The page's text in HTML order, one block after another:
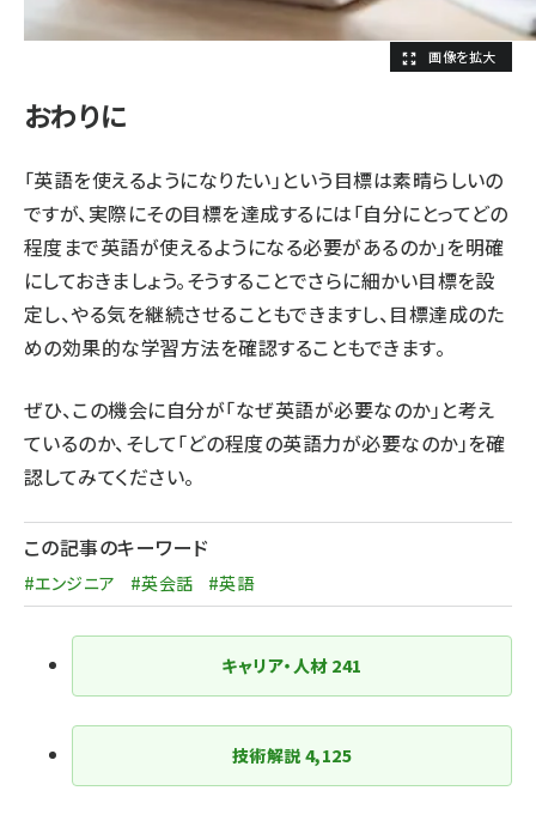
おわりに
「英語を使えるようになりたい」という目標は素晴らしいの
ですが、実際にその目標を達成するには「自分にとってどの
程度まで英語が使えるようになる必要があるのか」を明確
にしておきましょう。そうすることでさらに細かい目標を設
定し、やる気を継続させることもできますし、目標達成のた
めの効果的な学習方法を確認することもできます。
ぜひ、この機会に自分が「なぜ英語が必要なのか」と考え
ているのか、そして「どの程度の英語力が必要なのか」を確
認してみてください。
この記事のキーワード
#エンジニア #英会話 #英語
キャリア・人材 241
技術解説 4,125